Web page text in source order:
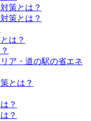
策とは？
策とは？
は？
ア・道の駅の省エネ
とは？
？
？